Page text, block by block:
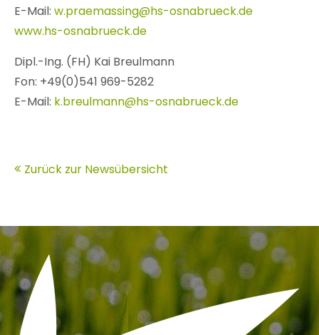
E-Mail: w.praemassing@hs-osnabrueck.de
www.hs-osnabrueck.de
Dipl.-Ing. (FH) Kai Breulmann
Fon: +49(0)541 969-5282
E-Mail: k.breulmann@hs-osnabrueck.de
Zurück zur Newsübersicht